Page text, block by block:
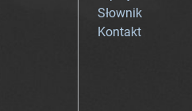
Słownik
Kontakt